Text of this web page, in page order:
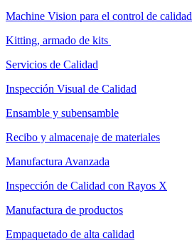
Machine Vision para el control de calidad
Kitting, armado de kits
Servicios de Calidad
Inspección Visual de Calidad
Ensamble y subensamble
Recibo y almacenaje de materiales
Manufactura Avanzada
Inspección de Calidad con Rayos X
Manufactura de productos
Empaquetado de alta calidad